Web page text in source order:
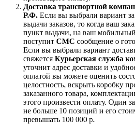
Доставка транспортной
Р.Ф. Если вы выбрали вариант
выдачи заказов, то когда ваш
пункт выдачи, на ваш
поступит СМС сообщение о
Если вы выбрали вариант
свяжется Курьерская служба
уточнит адрес доставки и
оплатой вы можете оценить
целостность, вскрыть коробку
заказанного товара,
этого произвести оплату. Один
не больше 10 позиций и его
превышать 100 000 р.